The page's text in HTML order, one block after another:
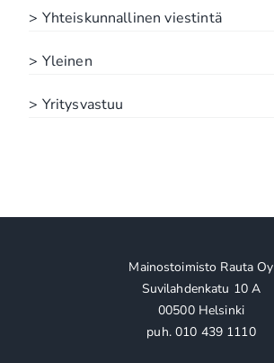
> Yhteiskunnallinen viestintä
> Yleinen
> Yritysvastuu
Mainostoimisto Rauta Oy
Suvilahdenkatu 10 A
00500 Helsinki
puh. 010 439 1110